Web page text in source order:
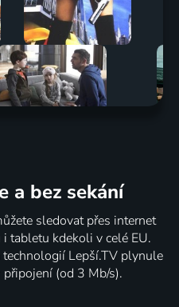
a bez sekání
sledovat přes internet
tabletu kdekoli v celé EU.
Lepší.TV plynule
(od 3 Mb/s).